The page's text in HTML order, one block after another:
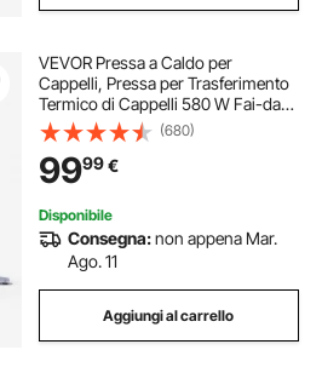
VEVOR Pressa a Caldo per
Cappelli, Pressa per Trasferimento
Termico di Cappelli 580 W Fai-da-
te Piastra Riscaldante 215 x 100 mm
per Pressa Termica, Macchina per
Pressatura Caldo Controllo LED
(680)
9999€
Disponibile
Consegna:non appena Mar.
Ago. 11
Aggiungi al carrello